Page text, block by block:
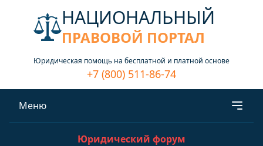
НАЦИОНАЛЬНЫЙ
ПРАВОВОЙ ПОРТАЛ
Юридическая помощь на бесплатной и платной основе
+7 (800) 511-86-74
Меню
Юридический форум